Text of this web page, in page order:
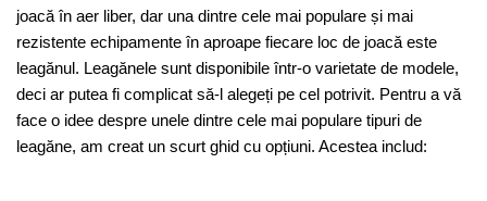
joacă în aer liber, dar una dintre cele mai populare și mai
rezistente echipamente în aproape fiecare loc de joacă este
leagănul. Leagănele sunt disponibile într-o varietate de modele,
deci ar putea fi complicat să-l alegeți pe cel potrivit. Pentru a vă
face o idee despre unele dintre cele mai populare tipuri de
leagăne, am creat un scurt ghid cu opțiuni. Acestea includ: